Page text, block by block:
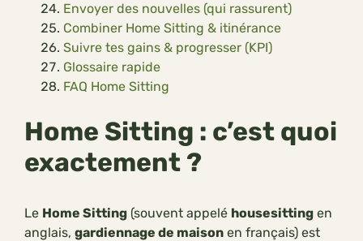
Envoyer des nouvelles (qui rassurent)
Combiner Home Sitting & itinérance
Suivre tes gains & progresser (KPI)
Glossaire rapide
FAQ Home Sitting
Home Sitting : c’est quoi
exactement ?
Le Home Sitting (souvent appelé housesitting en
anglais, gardiennage de maison en français) est